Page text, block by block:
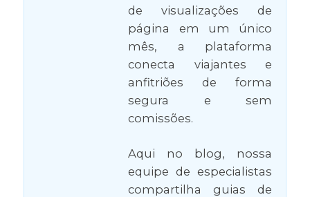
de visualizações de
página em um único
mês, a plataforma
conecta viajantes e
anfitriões de forma
segura e sem
comissões.
Aqui no blog, nossa
equipe de especialistas
compartilha guias de